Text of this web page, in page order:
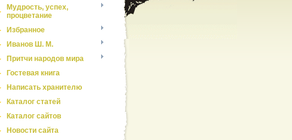
Мудрость, успех,
процветание
Избранное
Иванов Ш. М.
Притчи народов мира
Гостевая книга
Написать хранителю
Каталог статей
Каталог сайтов
Новости сайта